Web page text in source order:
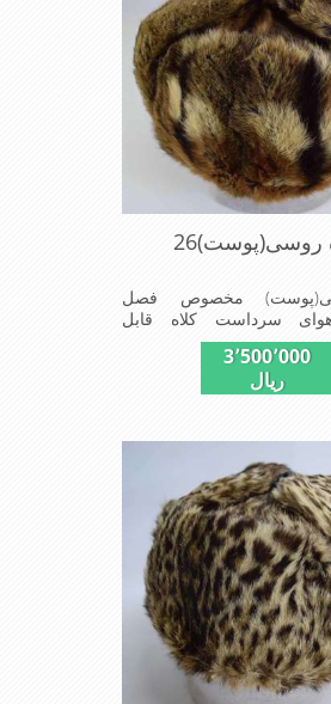
روسی(پوست)26
مخصوص فصل
سرداست کلاه قابل
استفاده درسایزهای 58-59می باشد(فری
این کلاه ازپوست طبیی(خَز)
وآستری آن ازجنس ساتن
درسوزهای سردزمستانی
گردن روگرم نگاه می
3٬500٬000
ریال